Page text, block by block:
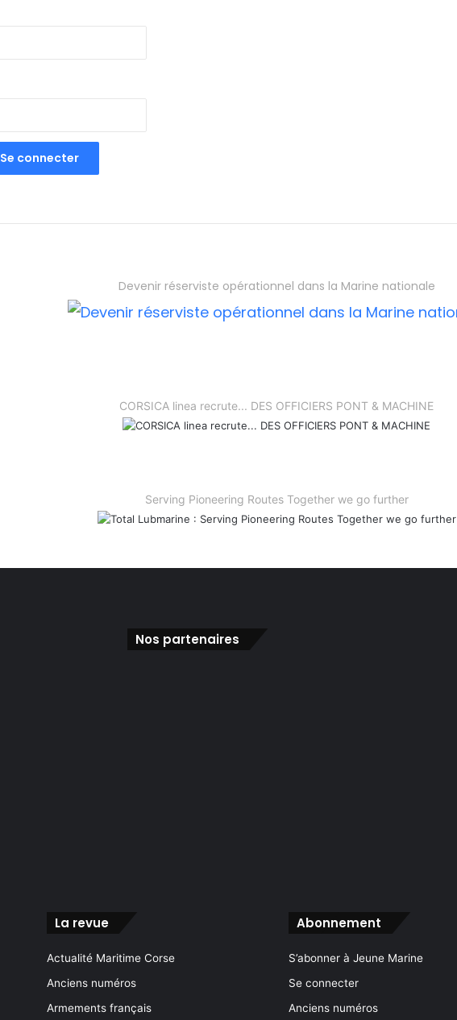
Se connecter
Devenir réserviste opérationnel dans la Marine nationale
CORSICA linea recrute... DES OFFICIERS PONT & MACHINE
Serving Pioneering Routes Together we go further
Nos partenaires
La revue
Actualité Maritime Corse
Anciens numéros
Armements français
Abonnement
S’abonner à Jeune Marine
Se connecter
Anciens numéros